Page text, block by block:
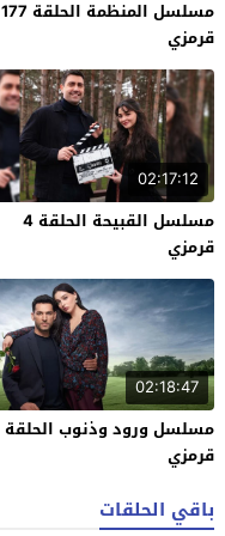
مسلسل المنظمة الحلقة 177
قرمزي
02:17:12
مسلسل القبيحة الحلقة 4
قرمزي
02:18:47
قرمزي
باقي الحلقات